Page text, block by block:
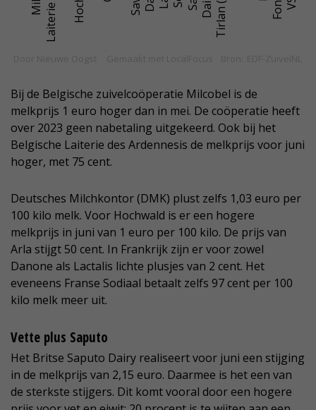
Bij de Belgische zuivelcoöperatie Milcobel is de
melkprijs 1 euro hoger dan in mei. De coöperatie heeft
over 2023 geen nabetaling uitgekeerd. Ook bij het
Belgische Laiterie des Ardennesis de melkprijs voor juni
hoger, met 75 cent.
Deutsches Milchkontor (DMK) plust zelfs 1,03 euro per
100 kilo melk. Voor Hochwald is er een hogere
melkprijs in juni van 1 euro per 100 kilo. De prijs van
Arla stijgt 50 cent. In Frankrijk zijn er voor zowel
Danone als Lactalis lichte plusjes van 2 cent. Het
eveneens Franse Sodiaal betaalt zelfs 97 cent per 100
kilo melk meer uit.
Vette plus Saputo
Het Britse Saputo Dairy realiseert voor juni een stijging
in de melkprijs van 2,15 euro. Daarmee is het een van
de sterkste stijgers. Dit komt vooral door een hogere